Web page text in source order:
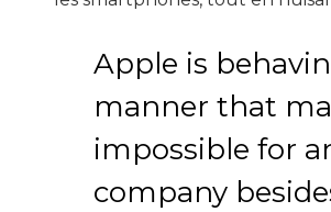
Apple is
manner that
impossible for
company